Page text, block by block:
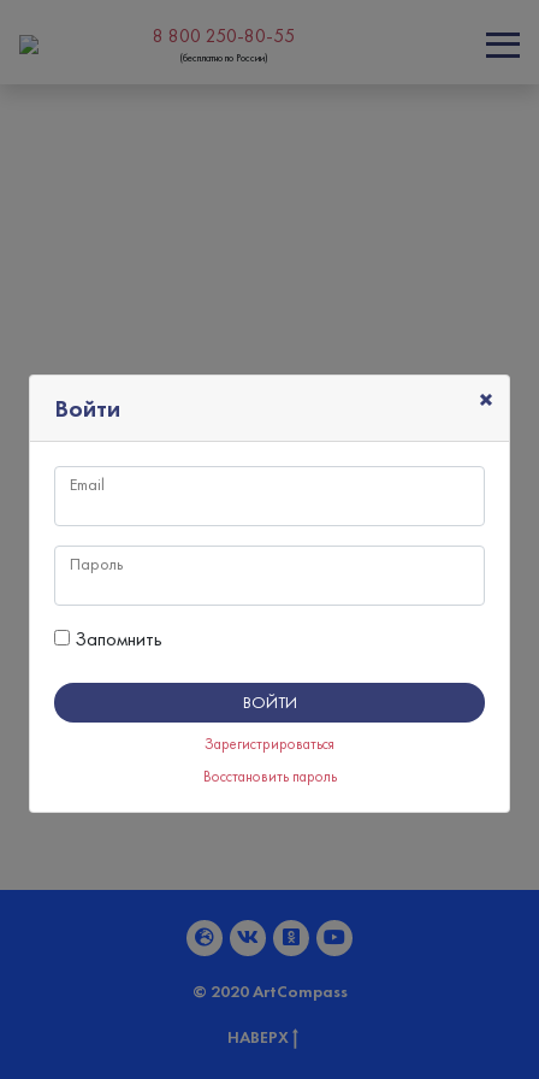
8 800 250-80-55
(бесплатно по России)
© 2020 ArtCompass
НАВЕРХ
×
Войти
Email
Пароль
Запомнить
Зарегистрироваться
Восстановить пароль